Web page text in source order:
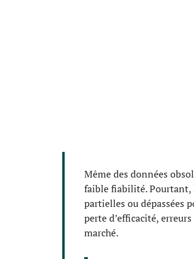
Même des données
faible fiabilité. Pourtant,
partielles ou dépassées
perte d’efficacité,
marché.